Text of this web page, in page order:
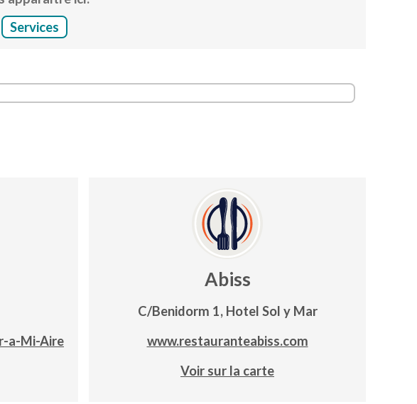
Services
a-Mi-Aire
Abiss
C/Benidorm 1, Hotel Sol y Mar
www.restauranteabiss.com
Voir sur la carte